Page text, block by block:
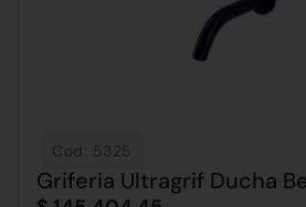
Cod: 5325
Griferia Ultragrif Ducha